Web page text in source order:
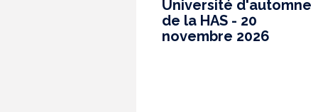
Université d'automne
de la HAS - 20
novembre 2026